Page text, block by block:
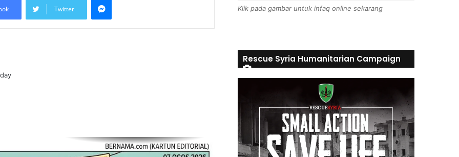
Twitter
Itali Bakal Berdepan Gelombang
Klik pada gambar untuk infaq online sekarang
Rescue Syria Humanitarian Campaign